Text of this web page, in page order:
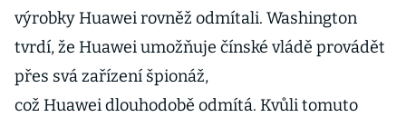
výrobky Huawei rovněž odmítali. Washington
tvrdí, že Huawei umožňuje čínské vládě provádět
přes svá zařízení špionáž,
což Huawei dlouhodobě odmítá. Kvůli tomuto